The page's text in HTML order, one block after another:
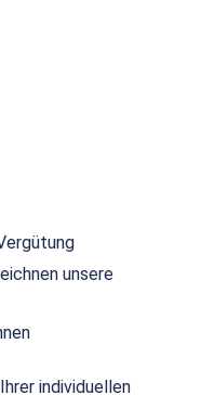
unsere
individuellen